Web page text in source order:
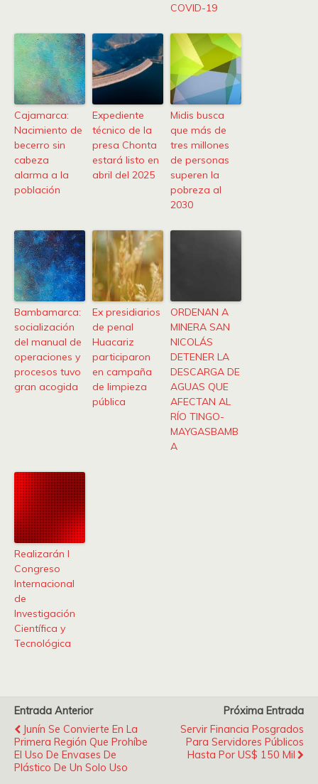
COVID-19
Cajamarca:
Nacimiento de
becerro sin
cabeza
alarma a la
población
Expediente
técnico de la
presa Chonta
estará listo en
abril del 2025
Midis busca
que más de
tres millones
de personas
superen la
pobreza al
2030
Bambamarca:
socialización
del manual de
operaciones y
procesos tuvo
gran acogida
Ex presidiarios
de penal
Huacariz
participaron
en campaña
de limpieza
pública
ORDENAN A
MINERA SAN
NICOLÁS
DETENER LA
DESCARGA DE
AGUAS QUE
AFECTAN AL
RÍO TINGO-
MAYGASBAMB
A
Realizarán I
Congreso
Internacional
de
Investigación
Científica y
Tecnológica
Entrada Anterior
Junín Se Convierte En La
Primera Región Que Prohíbe
El Uso De Envases De
Plástico De Un Solo Uso
Próxima Entrada
Servir Financia Posgrados
Para Servidores Públicos
Hasta Por US$ 150 Mil